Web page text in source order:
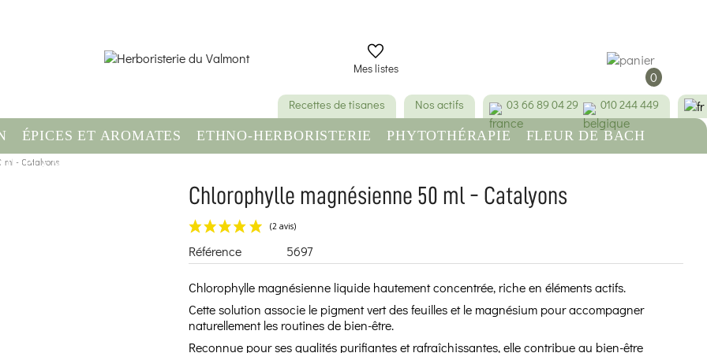
Mes listes 0
Recettes de tisanes Nos actifs 03 66 89 04 29 010 244 449
ÉPICES ET AROMATES ETHNO-HERBORISTERIE PHYTOTHÉRAPIE
FLEUR DE BACH
ALIMENTAIRE
ml - Catalyons
Chlorophylle magnésienne 50 ml - Catalyons
(2 avis)
Référence 5697
Chlorophylle magnésienne liquide hautement concentrée, riche en éléments actifs.
Cette solution associe le pigment vert des feuilles et le magnésium pour accompagner
naturellement les routines de bien-être.
Reconnue pour ses qualités purifiantes et rafraîchissantes, elle contribue au bien-être